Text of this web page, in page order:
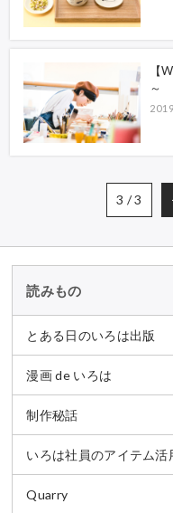
【
～
3 / 3
読みもの
とある日のいろは出版
漫画 de いろは
制作秘話
いろは社員のアイテム活
Quarry